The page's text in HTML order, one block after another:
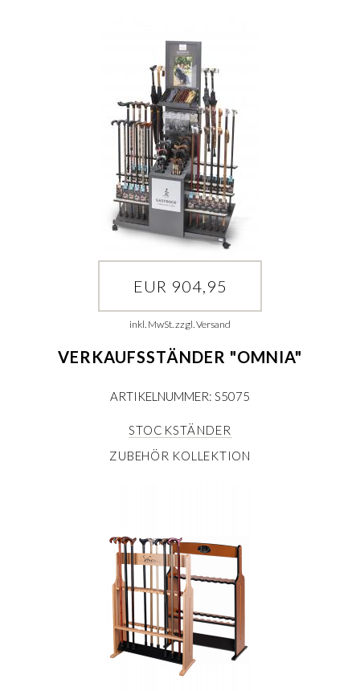
EUR 904,95
inkl. MwSt. zzgl. Versand
VERKAUFSSTÄNDER "OMNIA"
ARTIKELNUMMER: S5075
STOCKSTÄNDER
ZUBEHÖR KOLLEKTION